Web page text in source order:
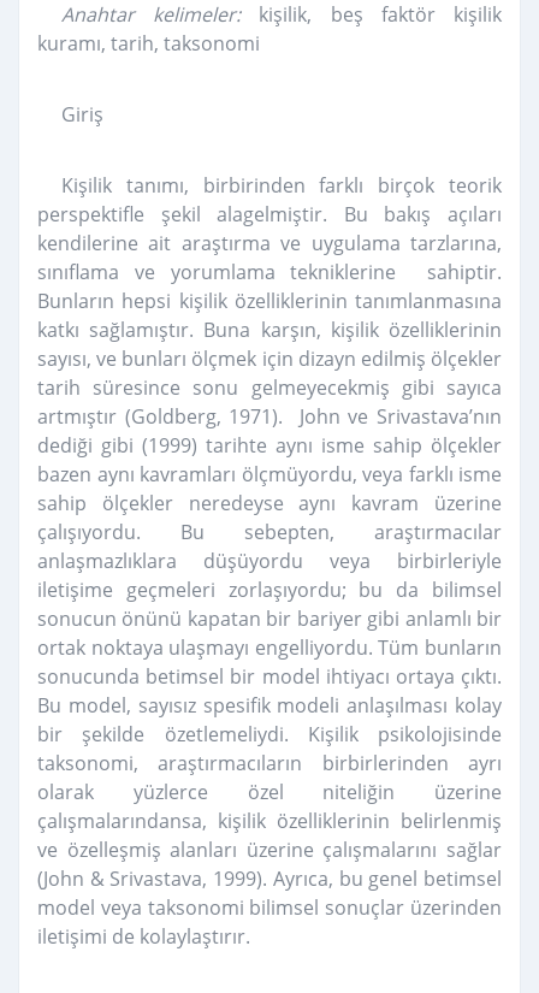
Anahtar kelimeler:kişilik, beş faktör kişilik
kuramı, tarih, taksonomi
Giriş
Kişilik tanımı, birbirinden farklı birçok teorik
perspektifle şekil alagelmiştir. Bu bakış açıları
kendilerine ait araştırma ve uygulama tarzlarına,
sınıflama ve yorumlama tekniklerine sahiptir.
Bunların hepsi kişilik özelliklerinin tanımlanmasına
katkı sağlamıştır. Buna karşın, kişilik özelliklerinin
sayısı, ve bunları ölçmek için dizayn edilmiş ölçekler
tarih süresince sonu gelmeyecekmiş gibi sayıca
artmıştır (Goldberg, 1971). John ve Srivastava’nın
dediği gibi (1999) tarihte aynı isme sahip ölçekler
bazen aynı kavramları ölçmüyordu, veya farklı isme
sahip ölçekler neredeyse aynı kavram üzerine
çalışıyordu. Bu sebepten, araştırmacılar
anlaşmazlıklara düşüyordu veya birbirleriyle
iletişime geçmeleri zorlaşıyordu; bu da bilimsel
sonucun önünü kapatan bir bariyer gibi anlamlı bir
ortak noktaya ulaşmayı engelliyordu. Tüm bunların
sonucunda betimsel bir model ihtiyacı ortaya çıktı.
Bu model, sayısız spesifik modeli anlaşılması kolay
bir şekilde özetlemeliydi. Kişilik psikolojisinde
taksonomi, araştırmacıların birbirlerinden ayrı
olarak yüzlerce özel niteliğin üzerine
çalışmalarındansa, kişilik özelliklerinin belirlenmiş
ve özelleşmiş alanları üzerine çalışmalarını sağlar
(John & Srivastava, 1999). Ayrıca, bu genel betimsel
model veya taksonomi bilimsel sonuçlar üzerinden
iletişimi de kolaylaştırır.